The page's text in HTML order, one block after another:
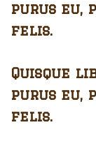
purus eu,
felis.
Quisque
purus eu,
felis.